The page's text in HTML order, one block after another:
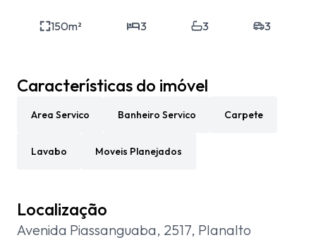
150m² 3 3 3
Características do imóvel
Area Servico Banheiro Servico Carpete
Lavabo Moveis Planejados
Localização
Avenida Piassanguaba, 2517, Planalto